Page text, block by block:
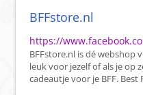
BFFstore.nl
https://
BFFstore.nl is dé webshop
leuk voor jezelf of als je op
cadeautje voor je BFF. Best